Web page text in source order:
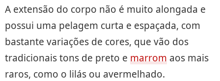
A extensão do corpo não é muito alongada e
possui uma pelagem curta e espaçada, com
bastante variações de cores, que vão dos
tradicionais tons de preto e marrom aos mais
raros, como o lilás ou avermelhado.